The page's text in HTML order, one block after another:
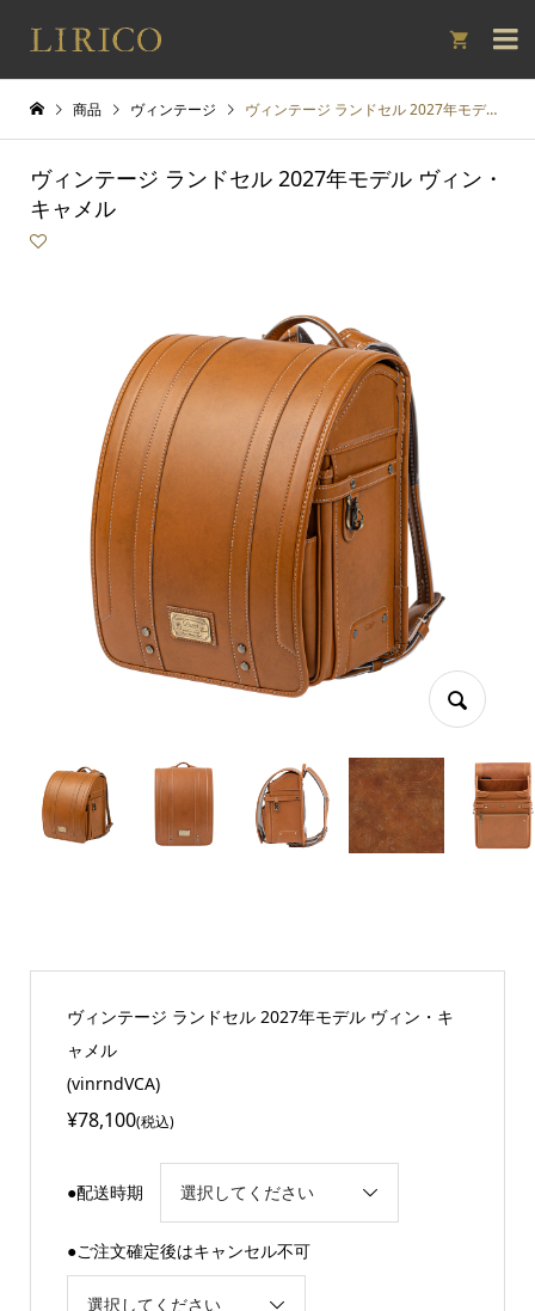

商品 ヴィンテージ ヴィンテージ ランドセル 2027年モデル ヴィン・キャメル
ヴィンテージ ランドセル 2027年モデル ヴィン・
キャメル
ヴィンテージ ランドセル 2027年モデル ヴィン・キ
ャメル
(vinrndVCA)
¥78,100(税込)
●配送時期
●ご注文確定後はキャンセル不可